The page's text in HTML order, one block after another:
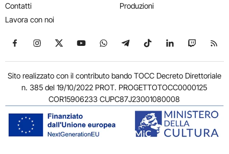
Contatti
Lavora con noi
Produzioni
Seguici su Facebook
Seguici su Instagram
Seguici su X
Seguici su YouTube
Seguici su WhatsApp
Seguici su Telegram
Seguici su TikTok
Seguici su
Seguici
Sito realizzato con il contributo bando TOCC Decreto Direttoriale
n. 385 del 19/10/2022 PROT. PROGETTOTOCC0000125
COR15906233 CUPC87J23001080008